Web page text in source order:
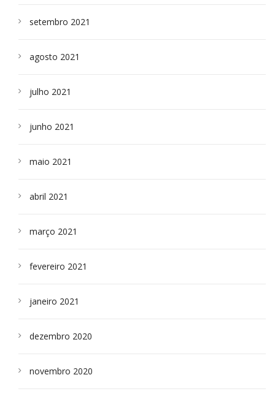
setembro 2021
agosto 2021
julho 2021
junho 2021
maio 2021
abril 2021
março 2021
fevereiro 2021
janeiro 2021
dezembro 2020
novembro 2020